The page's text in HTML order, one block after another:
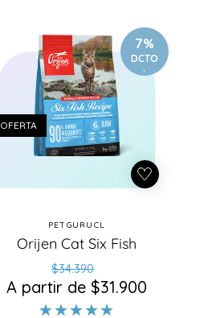
7%
DCTO
.
OFERTA
Proveedor:
PETGURUCL
Orijen Cat Six Fish
Precio
habitual
$34.390Precio
de
oferta
A partir de $31.900